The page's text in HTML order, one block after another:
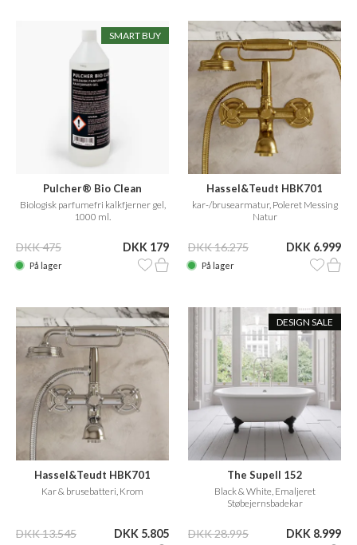
SMART BUY
Pulcher® Bio Clean
Biologisk parfumefri kalkfjerner gel,
1000 ml.
DKK 475 DKK 179
På lager
Hassel&Teudt HBK701
kar-/brusearmatur, Poleret Messing
Natur
DKK 16.275 DKK 6.999
På lager
Hassel&Teudt HBK701
Kar & brusebatteri, Krom
DKK 13.545 DKK 5.805
DESIGN SALE
The Supell 152
Black & White, Emaljeret
Støbejernsbadekar
DKK 28.995 DKK 8.999